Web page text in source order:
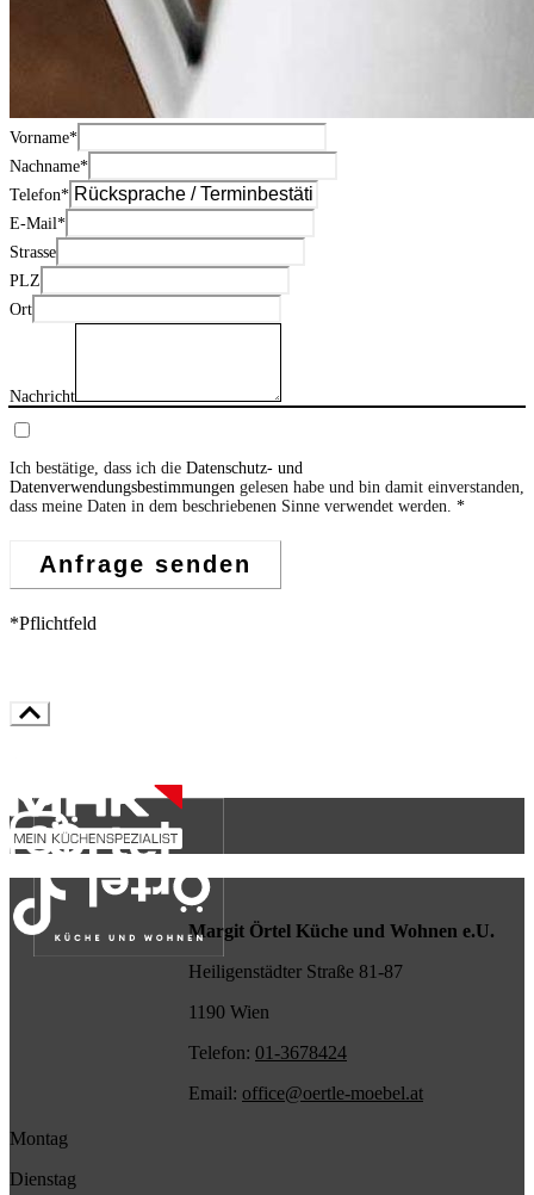
Vorname*
Nachname*
Telefon*
E-Mail*
Strasse
PLZ
Ort
Nachricht
Ich bestätige, dass ich die Datenschutz- und
Datenverwendungsbestimmungen gelesen habe und bin damit einverstanden,
dass meine Daten in dem beschriebenen Sinne verwendet werden.
Anfrage senden
*Pflichtfeld
Margit Örtel Küche und Wohnen e.U.
Heiligenstädter Straße 81-87
1190 Wien
Telefon: 01-3678424
Email: office@oertle-moebel.at
Montag
Dienstag